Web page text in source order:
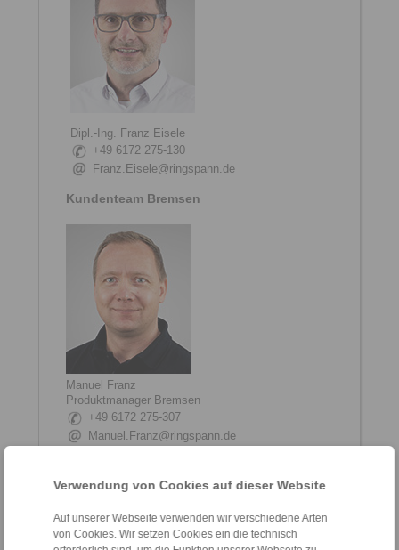
Verwendung von Cookies auf dieser Website
Auf unserer Webseite verwenden wir verschiedene Arten
von Cookies. Wir setzen Cookies ein die technisch
Dipl.-Ing. Franz Eisele
+49 6172 275-130
Franz.Eisele@ringspann.de
Kundenteam Bremsen
Manuel Franz
Produktmanager Bremsen
+49 6172 275-307
Manuel.Franz@ringspann.de